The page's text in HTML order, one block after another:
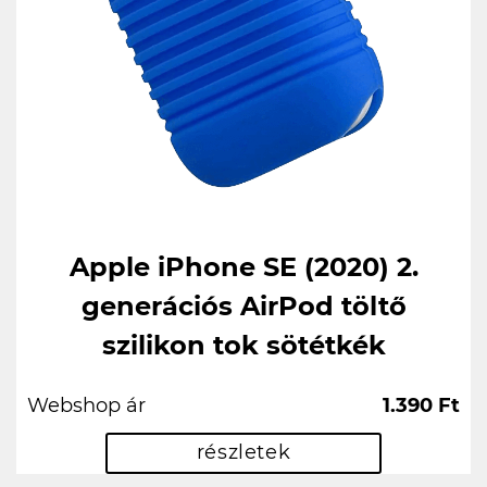
Apple iPhone SE (2020) 2.
generációs AirPod töltő
szilikon tok sötétkék
Webshop ár
1.390 Ft
részletek